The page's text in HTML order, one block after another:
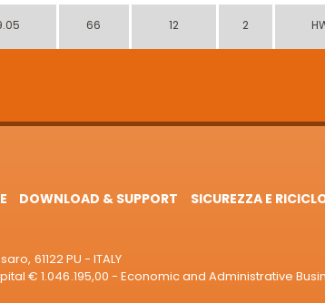
66 12 2
DOWNLOAD & SUPPORT SICUREZZA E
61122 PU - ITALY
€ 1.046.195,00 - Economic and Administrative